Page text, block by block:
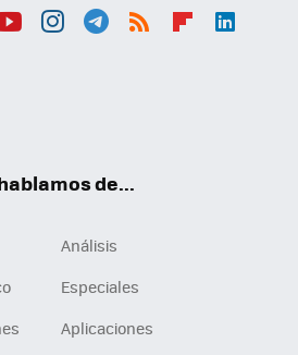
de...
Análisis
Especiales
Aplicaciones